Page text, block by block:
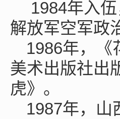
1984年入
解放军空军政
1986年，《
美术出版社出
虎》。
1987年，山